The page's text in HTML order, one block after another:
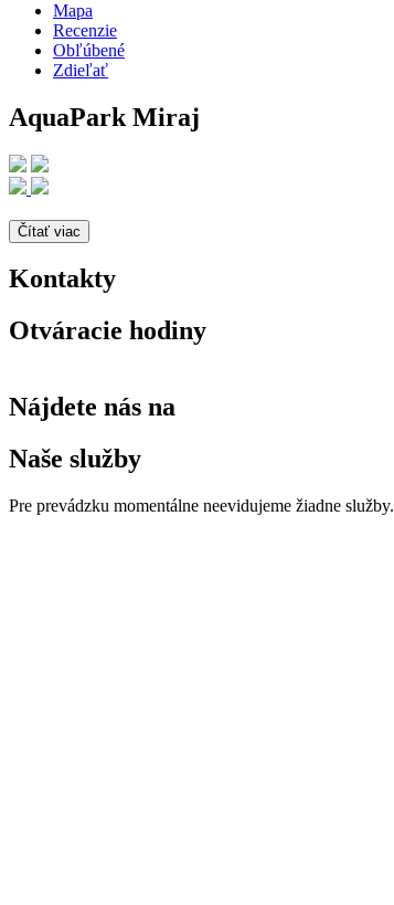
Mapa
Recenzie
Obľúbené
Zdieľať
AquaPark Miraj
Čítať viac
Kontakty
Otváracie hodiny
Nájdete nás na
Naše služby
Pre prevádzku momentálne neevidujeme žiadne služby.